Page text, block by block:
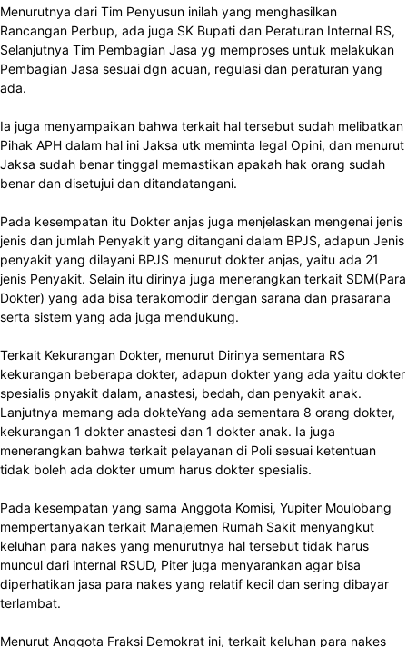
Menurutnya dari Tim Penyusun inilah yang menghasilkan
Rancangan Perbup, ada juga SK Bupati dan Peraturan Internal RS,
Selanjutnya Tim Pembagian Jasa yg memproses untuk melakukan
Pembagian Jasa sesuai dgn acuan, regulasi dan peraturan yang
ada.
Ia juga menyampaikan bahwa terkait hal tersebut sudah melibatkan
Pihak APH dalam hal ini Jaksa utk meminta legal Opini, dan menurut
Jaksa sudah benar tinggal memastikan apakah hak orang sudah
benar dan disetujui dan ditandatangani.
Pada kesempatan itu Dokter anjas juga menjelaskan mengenai jenis
jenis dan jumlah Penyakit yang ditangani dalam BPJS, adapun Jenis
penyakit yang dilayani BPJS menurut dokter anjas, yaitu ada 21
jenis Penyakit. Selain itu dirinya juga menerangkan terkait SDM(Para
Dokter) yang ada bisa terakomodir dengan sarana dan prasarana
serta sistem yang ada juga mendukung.
Terkait Kekurangan Dokter, menurut Dirinya sementara RS
kekurangan beberapa dokter, adapun dokter yang ada yaitu dokter
spesialis pnyakit dalam, anastesi, bedah, dan penyakit anak.
Lanjutnya memang ada dokteYang ada sementara 8 orang dokter,
kekurangan 1 dokter anastesi dan 1 dokter anak. Ia juga
menerangkan bahwa terkait pelayanan di Poli sesuai ketentuan
tidak boleh ada dokter umum harus dokter spesialis.
Pada kesempatan yang sama Anggota Komisi, Yupiter Moulobang
mempertanyakan terkait Manajemen Rumah Sakit menyangkut
keluhan para nakes yang menurutnya hal tersebut tidak harus
muncul dari internal RSUD, Piter juga menyarankan agar bisa
diperhatikan jasa para nakes yang relatif kecil dan sering dibayar
terlambat.
Menurut Anggota Fraksi Demokrat ini, terkait keluhan para nakes